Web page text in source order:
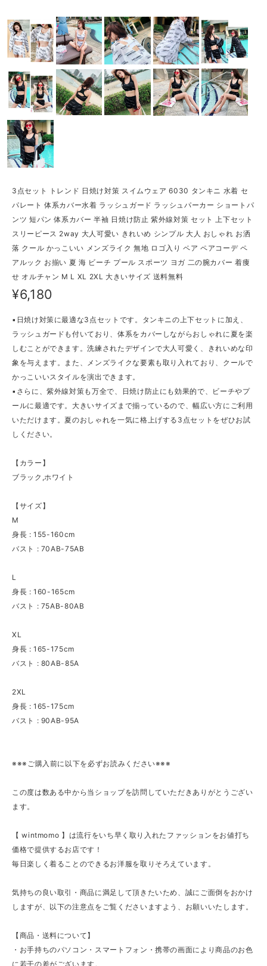
3点セット トレンド 日焼け対策 スイムウェア 6030 タンキニ 水着 セ
パレート 体系カバー水着 ラッシュガード ラッシュパーカー ショートパ
ンツ 短パン 体系カバー 半袖 日焼け防止 紫外線対策 セット 上下セット
スリーピース 2way 大人可愛い きれいめ シンプル 大人 おしゃれ お洒
落 クール かっこいい メンズライク 無地 ロゴ入り ペア ペアコーデ ペ
アルック お揃い 夏 海 ビーチ プール スポーツ ヨガ 二の腕カバー 着痩
せ オルチャン M L XL 2XL 大きいサイズ 送料無料
¥6,180
▪日焼け対策に最適な3点セットです。タンキニの上下セットに加え、
ラッシュガードも付いており、体系をカバーしながらおしゃれに夏を楽
しむことができます。洗練されたデザインで大人可愛く、きれいめな印
象を与えます。また、メンズライクな要素も取り入れており、クールで
かっこいいスタイルを演出できます。
▪さらに、紫外線対策も万全で、日焼け防止にも効果的で、ビーチやプ
ールに最適です。大きいサイズまで揃っているので、幅広い方にご利用
いただけます。夏のおしゃれを一気に格上げする3点セットをぜひお試
しください。
【カラー】
ブラック,ホワイト
【サイズ】
M
身長 : 155-160cm
バスト : 70AB-75AB
L
身長 : 160-165cm
バスト : 75AB-80AB
XL
身長 : 165-175cm
バスト : 80AB-85A
2XL
身長 : 165-175cm
バスト : 90AB-95A
※※※ご購入前に以下を必ずお読みください※※※
この度は数ある中から当ショップを訪問していただきありがとうござい
ます。
【 wintmomo 】は流行をいち早く取り入れたファッションをお値打ち
価格で提供するお店です！
毎日楽しく着ることのできるお洋服を取りそろえています。
気持ちの良い取引・商品に満足して頂きたいため、誠にご面倒をおかけ
しますが、以下の注意点をご覧くださいますよう、お願いいたします。
【商品・送料について】
・お手持ちのパソコン・スマートフォン・携帯の画面により商品のお色
に若干の差がございます。